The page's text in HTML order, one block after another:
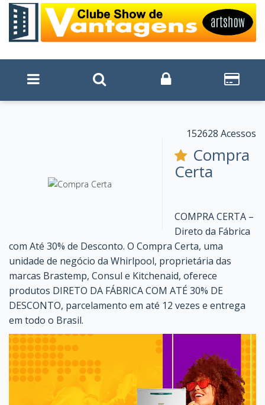
152628 Acessos
Compra
Certa
COMPRA CERTA –
Direto da Fábrica
com Até 30% de Desconto. O Compra Certa, uma
unidade de negócio da Whirlpool, proprietária das
marcas Brastemp, Consul e Kitchenaid, oferece
produtos DIRETO DA FÁBRICA COM ATÉ 30% DE
DESCONTO, parcelamento em até 12 vezes e entrega
em todo o Brasil.